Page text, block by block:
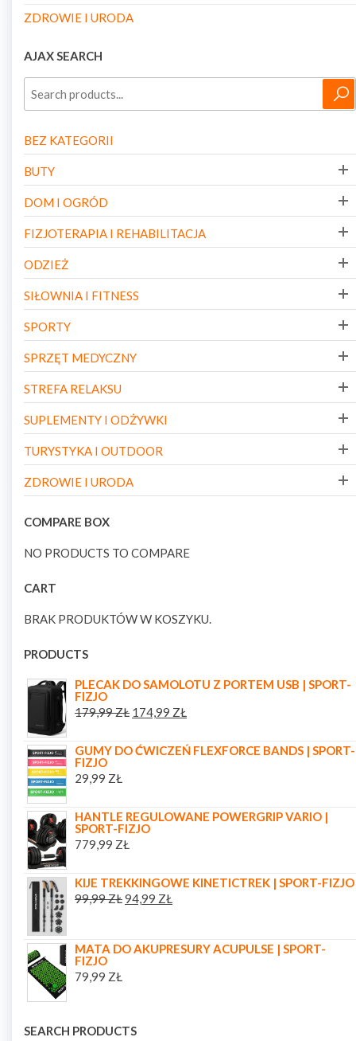
ZDROWIE I URODA
AJAX SEARCH
BEZ KATEGORII
BUTY
DOM I OGRÓD
FIZJOTERAPIA I REHABILITACJA
ODZIEŻ
SIŁOWNIA I FITNESS
SPORTY
SPRZĘT MEDYCZNY
STREFA RELAKSU
SUPLEMENTY I ODŻYWKI
TURYSTYKA I OUTDOOR
ZDROWIE I URODA
COMPARE BOX
NO PRODUCTS TO COMPARE
CART
BRAK PRODUKTÓW W KOSZYKU.
PRODUCTS
PLECAK DO SAMOLOTU Z PORTEM USB | SPORT-
FIZJO
179,99ZŁ 174,99 ZŁ
GUMY DO ĆWICZEŃ FLEXFORCE BANDS | SPORT-
FIZJO
29,99 ZŁ
HANTLE REGULOWANE POWERGRIP VARIO |
SPORT-FIZJO
779,99 ZŁ
KIJE TREKKINGOWE KINETICTREK | SPORT-FIZJO
99,99ZŁ94,99 ZŁ
MATA DO AKUPRESURY ACUPULSE | SPORT-
FIZJO
79,99 ZŁ
SEARCH PRODUCTS